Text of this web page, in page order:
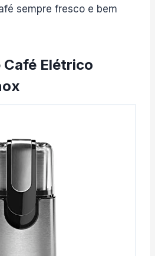
sempre fresco e bem
Elétrico